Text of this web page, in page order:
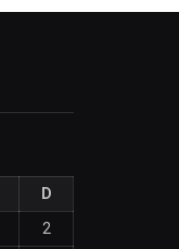
D
2